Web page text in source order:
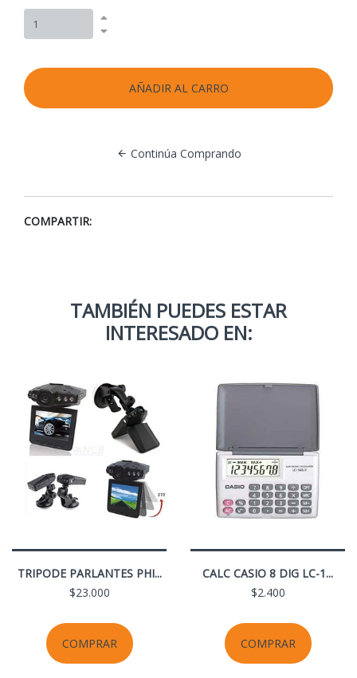
Continúa Comprando
COMPARTIR:
TAMBIÉN PUEDES ESTAR
INTERESADO EN:
TRIPODE PARLANTES PHI...
$23.000
COMPRAR
CALC CASIO 8 DIG LC-1...
$2.400
COMPRAR